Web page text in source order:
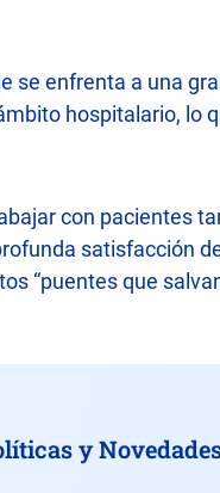
se enfrenta a una
hospitalario, lo
con pacientes
satisfacción
“puentes que
y